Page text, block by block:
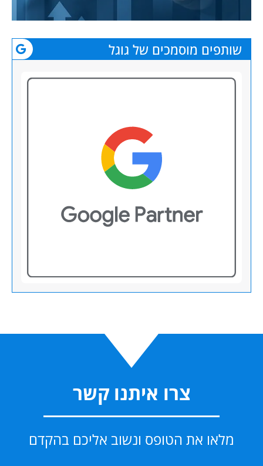
שותפים מוסמכים של גוגל
צרו איתנו קשר
מלאו את הטופס ונשוב אליכם בהקדם